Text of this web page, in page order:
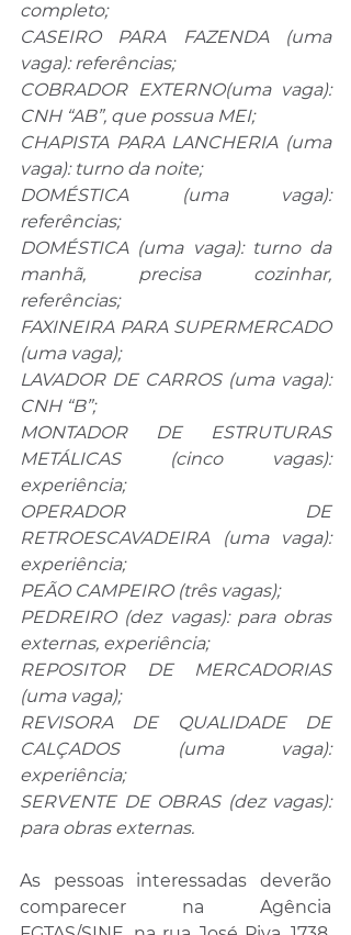
completo;
CASEIRO PARA FAZENDA (uma
vaga): referências;
COBRADOR EXTERNO(uma vaga):
CNH “AB”, que possua MEI;
CHAPISTA PARA LANCHERIA (uma
vaga): turno da noite;
DOMÉSTICA (uma vaga):
referências;
DOMÉSTICA (uma vaga): turno da
manhã, precisa cozinhar,
referências;
FAXINEIRA PARA SUPERMERCADO
(uma vaga);
LAVADOR DE CARROS (uma vaga):
CNH “B”;
MONTADOR DE ESTRUTURAS
METÁLICAS (cinco vagas):
experiência;
OPERADOR DE
RETROESCAVADEIRA (uma vaga):
experiência;
PEÃO CAMPEIRO (três vagas);
PEDREIRO (dez vagas): para obras
externas, experiência;
REPOSITOR DE MERCADORIAS
(uma vaga);
REVISORA DE QUALIDADE DE
CALÇADOS (uma vaga):
experiência;
SERVENTE DE OBRAS (dez vagas):
para obras externas.
As pessoas interessadas deverão
comparecer na Agência